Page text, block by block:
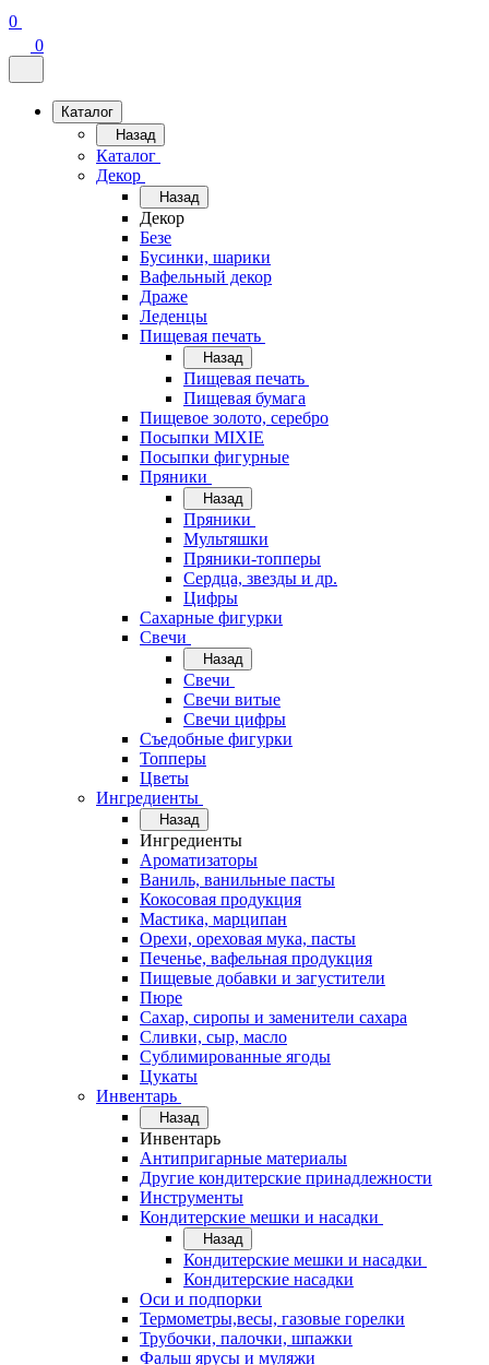
0
0
Каталог
Назад
Каталог
Декор
Назад
Декор
Безе
Бусинки, шарики
Вафельный декор
Драже
Леденцы
Пищевая печать
Назад
Пищевая печать
Пищевая бумага
Пищевое золото, серебро
Посыпки MIXIE
Посыпки фигурные
Пряники
Назад
Пряники
Мультяшки
Пряники-топперы
Сердца, звезды и др.
Цифры
Сахарные фигурки
Свечи
Назад
Свечи
Свечи витые
Свечи цифры
Съедобные фигурки
Топперы
Цветы
Ингредиенты
Назад
Ингредиенты
Ароматизаторы
Ваниль, ванильные пасты
Кокосовая продукция
Мастика, марципан
Орехи, ореховая мука, пасты
Печенье, вафельная продукция
Пищевые добавки и загустители
Пюре
Сахар, сиропы и заменители сахара
Сливки, сыр, масло
Сублимированные ягоды
Цукаты
Инвентарь
Назад
Инвентарь
Антипригарные материалы
Другие кондитерские принадлежности
Инструменты
Кондитерские мешки и насадки
Назад
Кондитерские мешки и насадки
Кондитерские насадки
Оси и подпорки
Термометры,весы, газовые горелки
Трубочки, палочки, шпажки
Фальш ярусы и муляжи